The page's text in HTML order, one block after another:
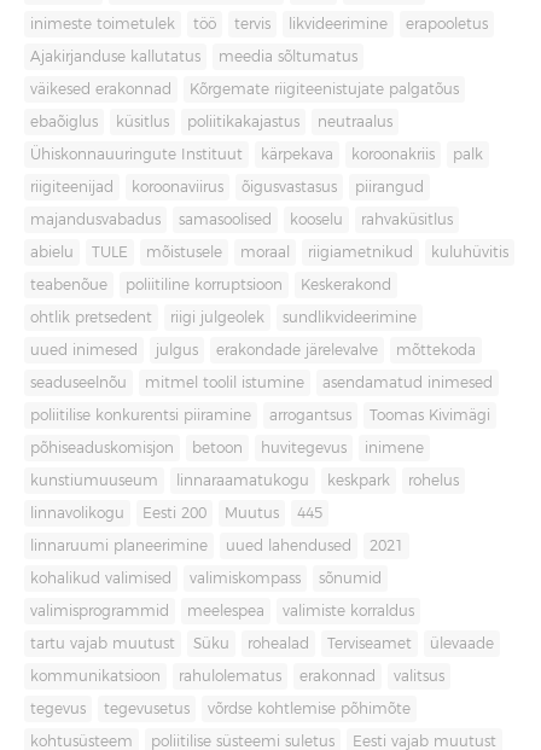
inimeste toimetulek töö tervis likvideerimine erapooletus
Ajakirjanduse kallutatus meedia sõltumatus
väikesed erakonnad Kõrgemate riigiteenistujate palgatõus
ebaõiglus küsitlus poliitikakajastus neutraalus
Ühiskonnauuringute Instituut kärpekava koroonakriis palk
riigiteenijad koroonaviirus õigusvastasus piirangud
majandusvabadus samasoolised kooselu rahvaküsitlus
abielu TULE mõistusele moraal riigiametnikud kuluhüvitis
teabenõue poliitiline korruptsioon Keskerakond
ohtlik pretsedent riigi julgeolek sundlikvideerimine
uued inimesed julgus erakondade järelevalve mõttekoda
seaduseelnõu mitmel toolil istumine asendamatud inimesed
poliitilise konkurentsi piiramine arrogantsus Toomas Kivimägi
põhiseaduskomisjon betoon huvitegevus inimene
kunstiumuuseum linnaraamatukogu keskpark rohelus
linnavolikogu Eesti 200 Muutus 445
linnaruumi planeerimine uued lahendused 2021
kohalikud valimised valimiskompass sõnumid
valimisprogrammid meelespea valimiste korraldus
tartu vajab muutust Süku rohealad Terviseamet ülevaade
kommunikatsioon rahulolematus erakonnad valitsus
tegevus tegevusetus võrdse kohtlemise põhimõte
kohtusüsteem poliitilise süsteemi suletus Eesti vajab muutust